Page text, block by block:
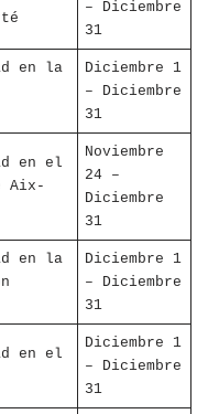
– Diciembre
31
en la
Diciembre 1
– Diciembre
31
en el
Aix-
Noviembre
24 –
Diciembre
31
en la
Diciembre 1
– Diciembre
31
en el
Diciembre 1
– Diciembre
31